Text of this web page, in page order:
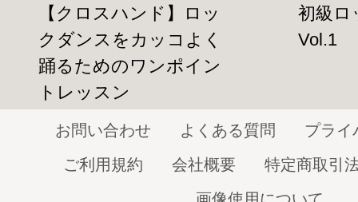
◆YouTubeのダイジェストは
こちら！
ロックダンス(Locking、Lockin’、ロッキ
ロックする（鍵をかける）という言葉から
をロックするダンスです。
任意のタイミングでかっちりと止まります
【クロスハンド】ロッ
クダンスをカッコよく
踊るためのワンポイン
トレッスン
初級ロ
Vol.1
お問い合わせ よくある質問
プライ
ご利用規約
会社概要
特定商取引